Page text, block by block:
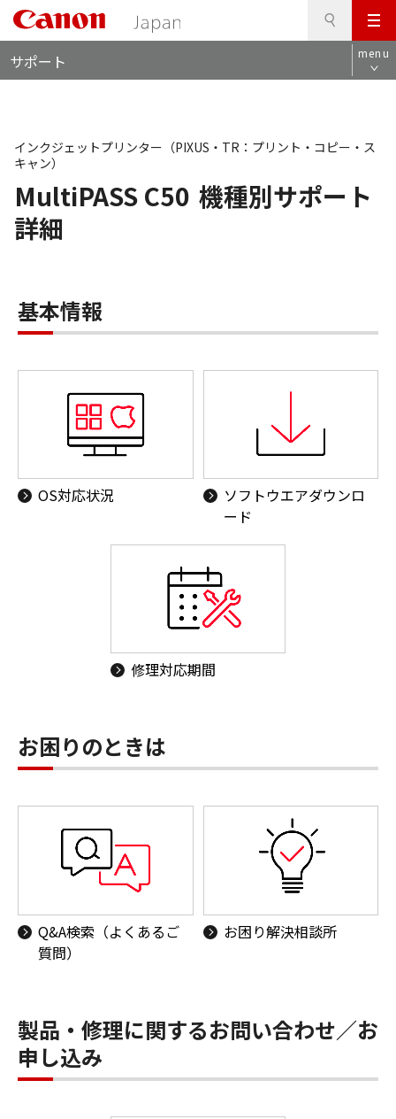
メ
ニ
ュ
サポート menu
MultiPASS C50 機種別サポート
詳細
インクジェットプリンター（PIXUS・TR：プリント・コピー・ス
キャン）
基本情報
OS対応状況
ソフトウエアダウンロ
ード
修理対応期間
お困りのときは
Q&A検索（よくあるご
質問）
お困り解決相談所
製品・修理に関するお問い合わせ／お
申し込み